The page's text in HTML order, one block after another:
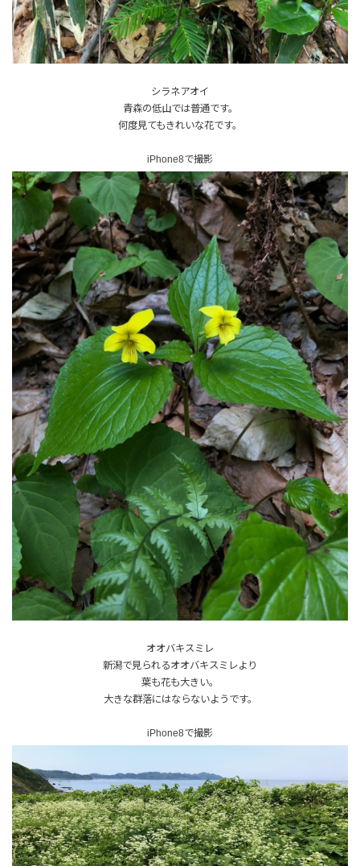
シラネアオイ
青森の低山では普通です。
何度見てもきれいな花です。
iPhone8で撮影
オオバキスミレ
新潟で見られるオオバキスミレより
葉も花も大きい。
大きな群落にはならないようです。
iPhone8で撮影